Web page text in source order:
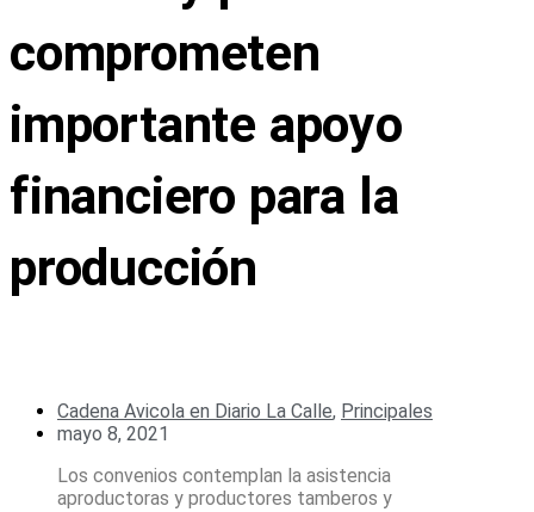
comprometen
importante apoyo
financiero para la
producción
Cadena Avicola en Diario La Calle, Principales
mayo 8, 2021
Los convenios contemplan la asistencia
aproductoras y productores tamberos y